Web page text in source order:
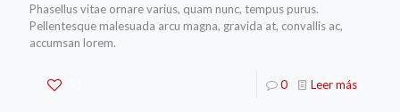
Phasellus vitae ornare varius, quam nunc, tempus purus.
Pellentesque malesuada arcu magna, gravida at, convallis ac,
accumsan lorem.
0 Leer más